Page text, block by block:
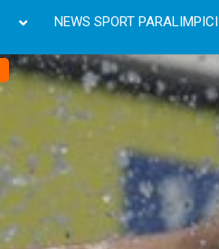
NEWS SPORT PARALIMPICI